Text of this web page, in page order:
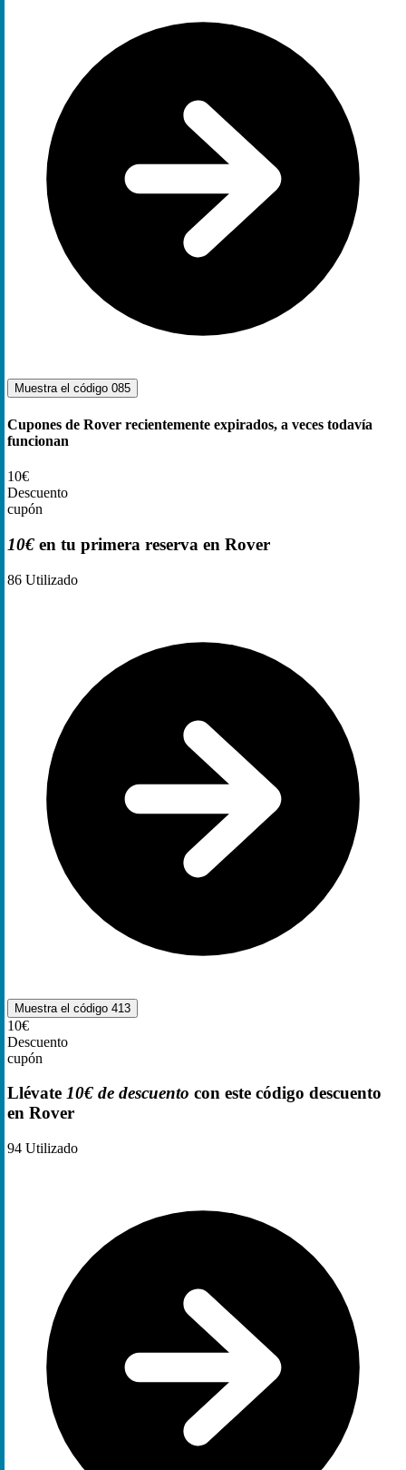
Muestra el código 085
Cupones de Rover recientemente expirados, a veces todavía
funcionan
10€
Descuento
cupón
10€ en tu primera reserva en Rover
86 Utilizado
Muestra el código 413
10€
Descuento
cupón
Llévate 10€ de descuento con este código descuento
en Rover
94 Utilizado